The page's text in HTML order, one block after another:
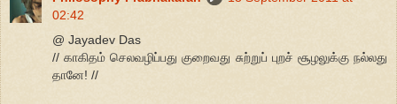
02:42
@ Jayadev Das
// காகிதம் செலவழிப்பது குறைவது சுற்றுப் புறச் சூழலுக்கு நல்லது
தானே! //